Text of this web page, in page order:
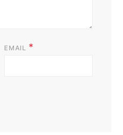
EMAIL *